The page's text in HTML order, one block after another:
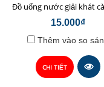
15.000₫
Thêm vào so
CHI TIẾT